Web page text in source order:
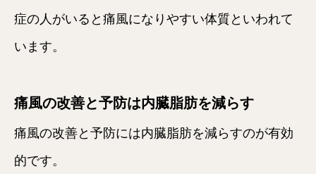
症の人がいると痛風になりやすい体質といわれて
います。
痛風の改善と予防は内臓脂肪を減らす
痛風の改善と予防には内臓脂肪を減らすのが有効
的です。